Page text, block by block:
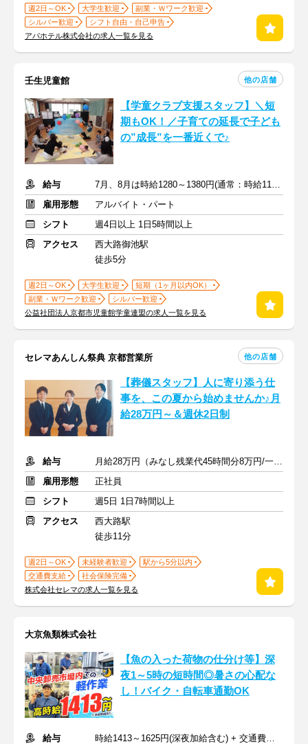
週2日～OK 大学生歓迎
副業・Ｗワーク歓迎
シルバー歓迎
シフト自由・自己申告
アパホテル株式会社の求人一覧を見る
壬生児童館 他の店舗
【学童クラブ支援スタッフ】＼短
期もOK！／子育ての延長で子ども
の”成長”を一番近くで♪
給与
7月、8月は時給1280～1380円(通常：時給1180～1280円)＋交通費
雇用形態
アルバイト・パート
シフト
週4日以上 1日5時間以上
アクセス
西大路御池駅
徒歩5分
週2日～OK 大学生歓迎
短期（1ヶ月以内OK）
副業・Ｗワーク歓迎
シルバー歓迎
公益社団法人京都市児童館学童連盟の求人一覧を見る
セレマあんしん祭典 京都営業所 他の店舗
【葬儀スタッフ】人に寄り添う仕
事を、この夏から始めませんか♪月
給28万円～＆週休2日制
給与
月給28万円（みなし残業代45時間分8万円/一律諸手当5万円含む）
雇用形態
正社員
シフト
週5日 1日7時間以上
アクセス
西大路駅
徒歩11分
週2日～OK 未経験者歓迎
駅から5分以内
交通費支給
社会保険完備
株式会社セレマの求人一覧を見る
大京魚類株式会社
【魚の入った荷物の仕分け等】深
夜1～5時の短時間◎暑さの心配な
し！バイク・自転車通勤OK
給与
時給1413～1625円(深夜加給含む) + 交通費支給